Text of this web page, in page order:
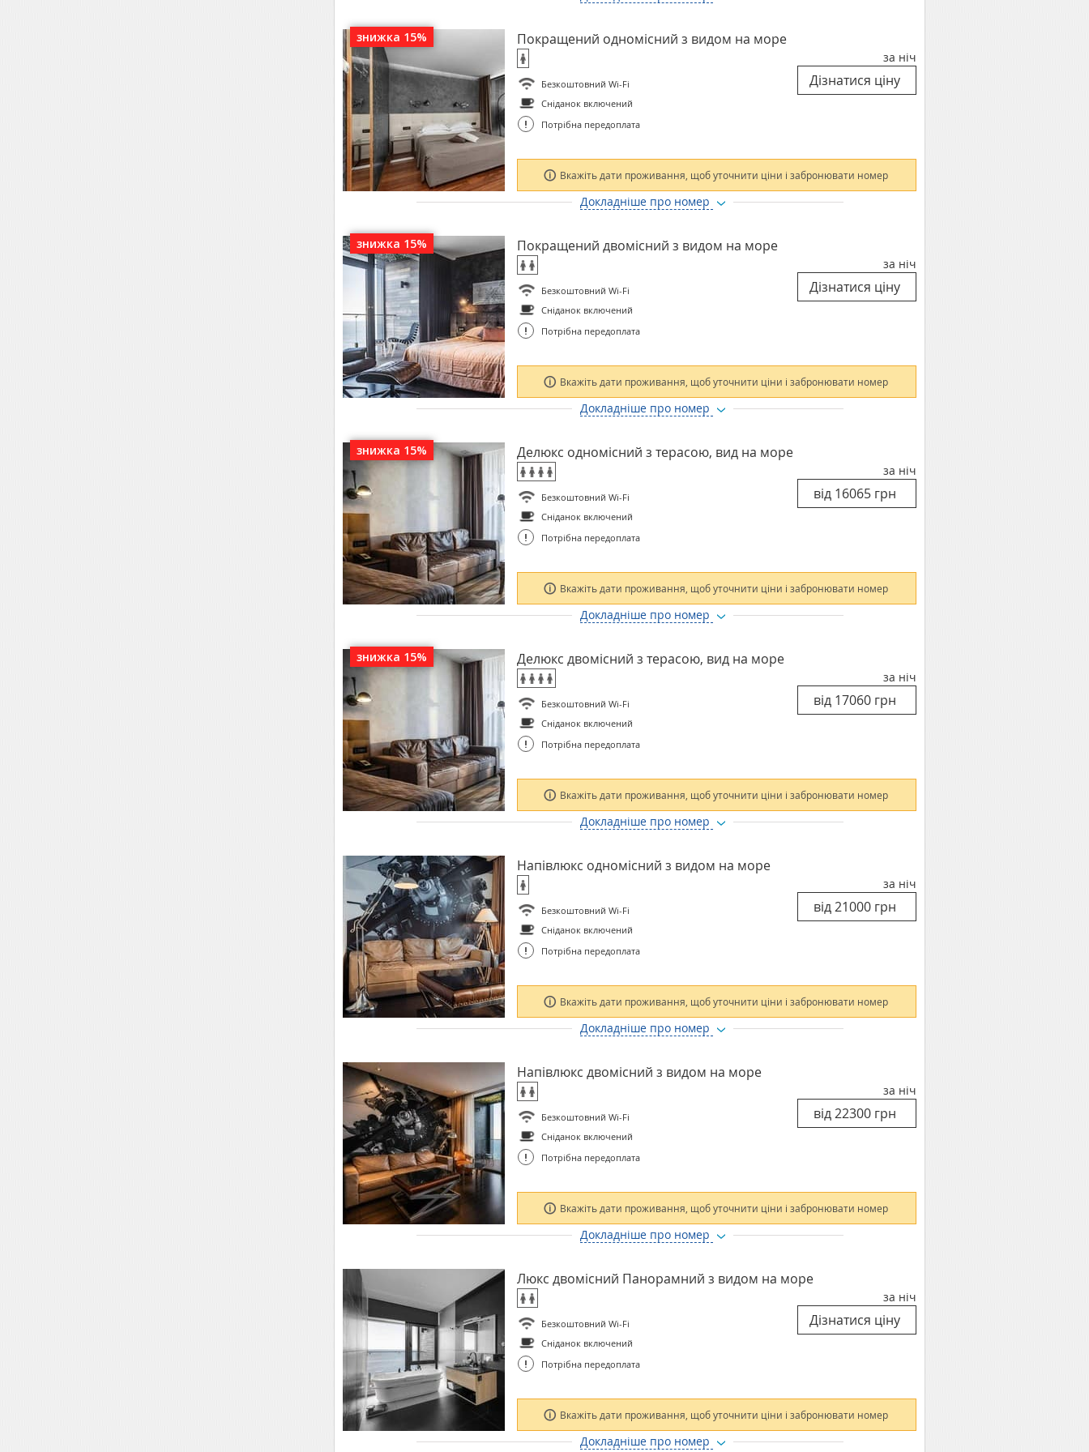
знижка 15% Покращений одномісний з видом на море
Безкоштовний Wi-Fi
Сніданок включений
! Потрібна передоплата
за ніч
Вкажіть дати проживання, щоб уточнити ціни і забронювати номер
Докладніше про номер
знижка 15% Покращений двомісний з видом на море
Безкоштовний Wi-Fi
Сніданок включений
! Потрібна передоплата
за ніч
Вкажіть дати проживання, щоб уточнити ціни і забронювати номер
Докладніше про номер
знижка 15% Делюкс одномісний з терасою, вид на море
Безкоштовний Wi-Fi
Сніданок включений
! Потрібна передоплата
за ніч
Вкажіть дати проживання, щоб уточнити ціни і забронювати номер
Докладніше про номер
знижка 15% Делюкс двомісний з терасою, вид на море
Безкоштовний Wi-Fi
Сніданок включений
! Потрібна передоплата
за ніч
Вкажіть дати проживання, щоб уточнити ціни і забронювати номер
Докладніше про номер
Напівлюкс одномісний з видом на море
Безкоштовний Wi-Fi
Сніданок включений
! Потрібна передоплата
за ніч
Вкажіть дати проживання, щоб уточнити ціни і забронювати номер
Докладніше про номер
Напівлюкс двомісний з видом на море
Безкоштовний Wi-Fi
Сніданок включений
! Потрібна передоплата
за ніч
Вкажіть дати проживання, щоб уточнити ціни і забронювати номер
Докладніше про номер
Люкс двомісний Панорамний з видом на море
Безкоштовний Wi-Fi
Сніданок включений
! Потрібна передоплата
за ніч
Вкажіть дати проживання, щоб уточнити ціни і забронювати номер
Докладніше про номер